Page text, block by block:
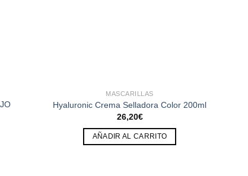
MASCARILLAS
Hyaluronic Crema Selladora Color 200ml
26,20€
AÑADIR AL CARRITO